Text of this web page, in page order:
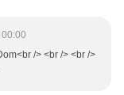
/> <br /> <br />